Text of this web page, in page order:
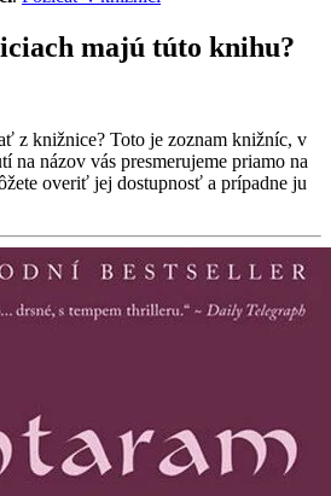
majú túto knihu?
z knižnice? Toto je zoznam knižníc, v
na názov vás presmerujeme priamo na
overiť jej dostupnosť a prípadne ju